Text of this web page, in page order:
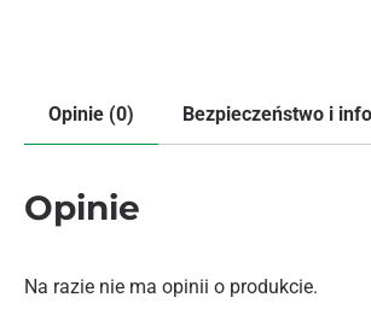
Opinie (0) Bezpieczeństwo i
Opinie
Na razie nie ma opinii o produkcie.